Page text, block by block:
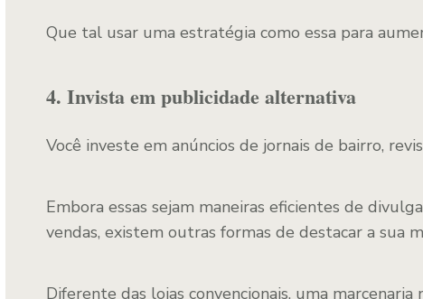
Que tal usar uma estratégia como essa para
4. Invista em publicidade alternativa
Você investe em anúncios de jornais de bairro,
Embora essas sejam maneiras eficientes de
vendas, existem outras formas de destacar a sua
Diferente das lojas convencionais, uma